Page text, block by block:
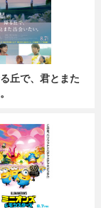
丘で、君とまた